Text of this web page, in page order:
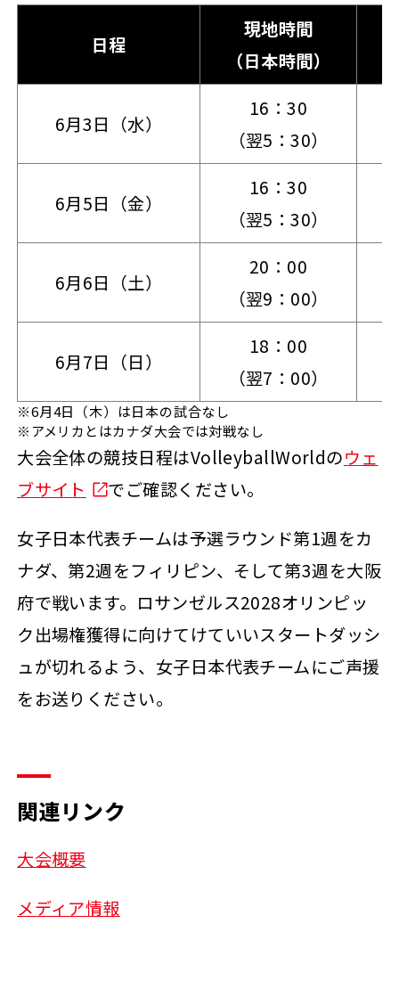
日程
現地時間
（日本時間）
6月3日（水）
16：30
（翌5：30）
6月5日（金）
16：30
（翌5：30）
6月6日（土）
20：00
（翌9：00）
6月7日（日）
18：00
（翌7：00）
※6月4日（木）は日本の試合なし
※アメリカとはカナダ大会では対戦なし
大会全体の競技日程はVolleyballWorldのウェ
ブサイト
でご確認ください。
女子日本代表チームは予選ラウンド第1週をカ
ナダ、第2週をフィリピン、そして第3週を大阪
府で戦います。ロサンゼルス2028オリンピッ
ク出場権獲得に向けてけていいスタートダッシ
ュが切れるよう、女子日本代表チームにご声援
をお送りください。
関連リンク
大会概要
メディア情報